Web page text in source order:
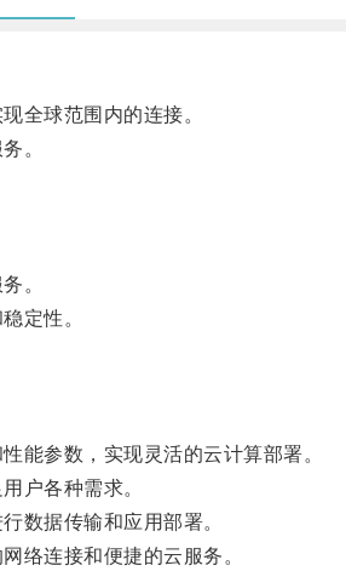
全球范围内的连接。
。
。
定性。
参数，实现灵活的云计算部署。
户各种需求。
数据传输和应用部署。
络连接和便捷的云服务。